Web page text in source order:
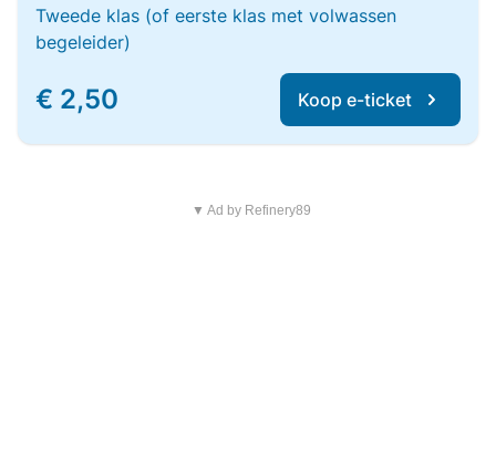
Tweede klas (of eerste klas met volwassen
begeleider)
€ 2,50 Koop e-ticket
▼ Ad by Refinery89